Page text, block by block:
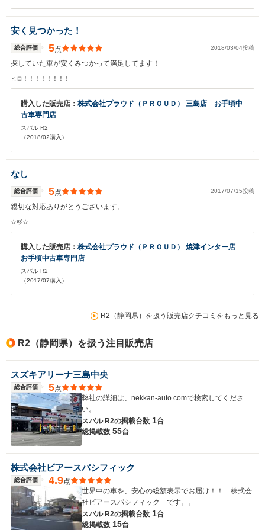
安く見つかった！
総合評価 5点 2018/03/04投稿
探していた車が安くみつかって満足してます！
ヒロ！！！！！！！！
購入した販売店： 株式会社プラウド（ＰＲＯＵＤ） 三島店 お手頃中
古車専門店
スバル R2
（2018/02購入）
なし
総合評価 5点 2017/07/15投稿
親切な対応ありがとうございます。
☆杉☆
購入した販売店： 株式会社プラウド（ＰＲＯＵＤ） 焼津インター店
お手頃中古車専門店
スバル R2
（2017/07購入）
R2（静岡県）を扱う販売店クチコミをもっと見る
R2（静岡県）を扱う注目販売店
スズキアリーナ三島中央
総合評価 5点
弊社の詳細は、nekkan-auto.comで検索してくださ
い。
スバル R2の掲載台数 1台
総掲載数 55台
株式会社ピアースパシフィック
総合評価 4.9点
世界中の車を、安心の総額表示でお届け！！ 株式会
社ピアースパシフィック です。。
スバル R2の掲載台数 1台
総掲載数 15台